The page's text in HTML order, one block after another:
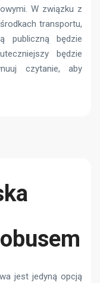
W związku z
transportu,
publiczną będzie
będzie
czytanie, aby
jest jedyną opcją